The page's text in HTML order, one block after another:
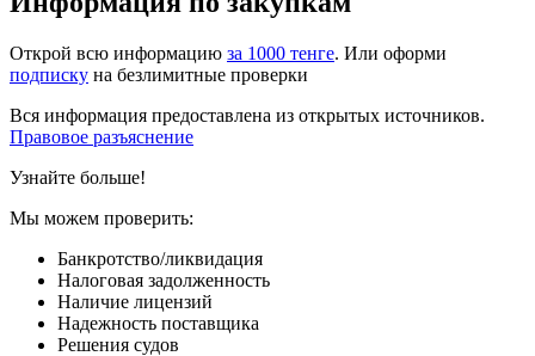
Открой всю информацию за 1000 тенге. Или оформи
подписку на безлимитные проверки
Вся информация предоставлена из открытых источников.
Правовое разъяснение
Узнайте больше!
Мы можем проверить:
Банкротство/ликвидация
Налоговая задолженность
Наличие лицензий
Надежность поставщика
Решения судов